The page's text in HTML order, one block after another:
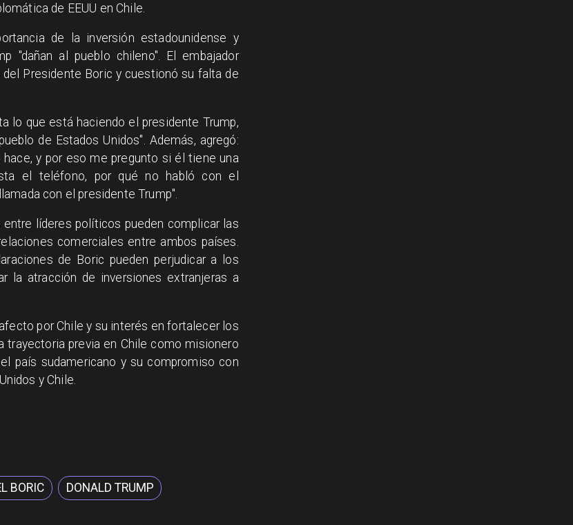
de EEUU en Chile.
de la inversión estadounidense y
"dañan al pueblo chileno". El embajador
Presidente Boric y cuestionó su falta de
lo que está haciendo el presidente Trump,
de Estados Unidos". Además, agregó:
y por eso me pregunto si él tiene una
el teléfono, por qué no habló con el
con el presidente Trump".
líderes políticos pueden complicar las
comerciales entre ambos países.
de Boric pueden perjudicar a los
la atracción de inversiones extranjeras a
por Chile y su interés en fortalecer los
trayectoria previa en Chile como misionero
país sudamericano y su compromiso con
y Chile.
BORIC DONALD TRUMP